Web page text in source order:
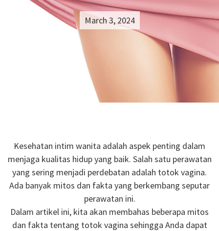
March 3, 2024
Kesehatan intim wanita adalah aspek penting dalam
menjaga kualitas hidup yang baik. Salah satu perawatan
yang sering menjadi perdebatan adalah totok vagina.
Ada banyak mitos dan fakta yang berkembang seputar
perawatan ini.
Dalam artikel ini, kita akan membahas beberapa mitos
dan fakta tentang totok vagina sehingga Anda dapat